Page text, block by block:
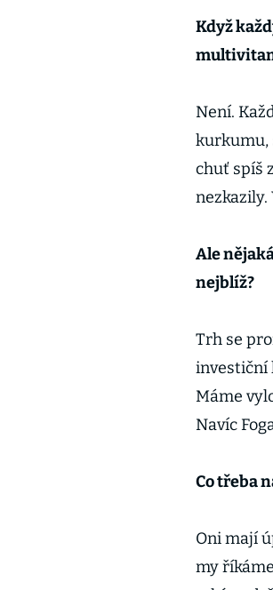
Když
Není.
kurkumu,
chuť spíš
Ale
nejblíž?
Trh se
investiční
Máme
Navíc
Co třeba
Oni mají
my